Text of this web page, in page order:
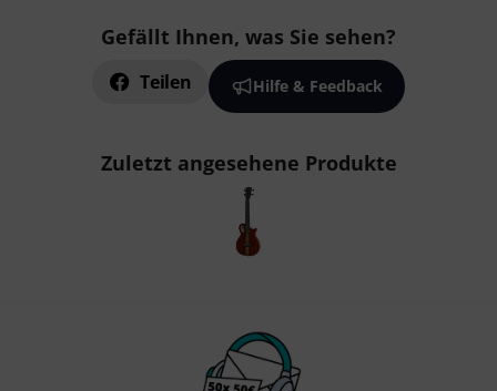
Gefällt Ihnen, was Sie sehen?
Teilen Hilfe & Feedback
Zuletzt angesehene Produkte